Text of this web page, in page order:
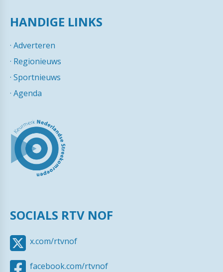
HANDIGE LINKS
· Adverteren
· Regionieuws
· Sportnieuws
· Agenda
SOCIALS RTV NOF
x.com/rtvnof
facebook.com/rtvnof